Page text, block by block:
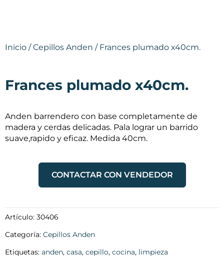
Inicio /Cepillos Anden / Frances plumado x40cm.
Frances plumado x40cm.
Anden barrendero con base completamente de
madera y cerdas delicadas. Pala lograr un barrido
suave,rapido y eficaz. Medida 40cm.
CONTACTAR CON VENDEDOR
Artículo: 30406
Categoría: Cepillos Anden
Etiquetas: anden, casa, cepillo, cocina, limpieza